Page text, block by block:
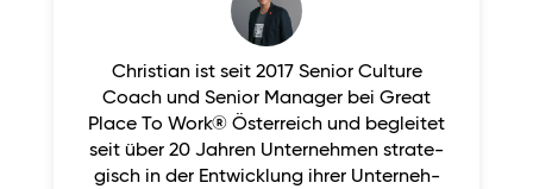
Christian ist seit 2017 Senior Culture
Coach und Senior Manager bei Great
Place To Work® Österreich und begleitet
seit über 20 Jahren Unternehmen strate­
gisch in der Entwicklung ihrer Unterneh­